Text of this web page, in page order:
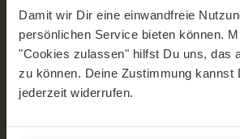
Damit wir Dir eine einwandfreie
persönlichen Service bieten können.
"Cookies zulassen" hilfst Du uns, das
zu können. Deine Zustimmung kannst
jederzeit widerrufen.
Dir auch
ruhige
Guntscha
Verfasst am